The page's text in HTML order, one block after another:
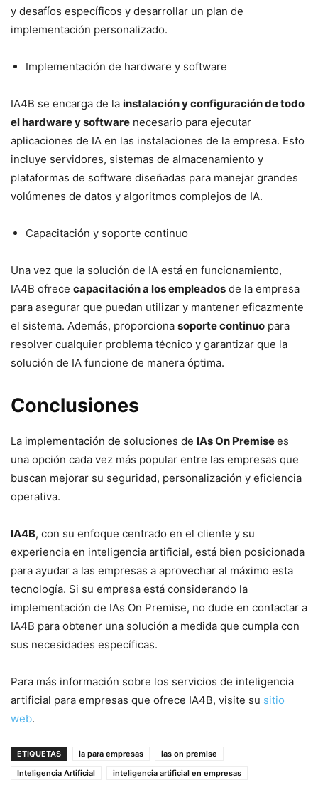
y desafíos específicos y desarrollar un plan de
implementación personalizado.
Implementación de hardware y software
IA4B se encarga de la instalación y configuración de todo
el hardware y software necesario para ejecutar
aplicaciones de IA en las instalaciones de la empresa. Esto
incluye servidores, sistemas de almacenamiento y
plataformas de software diseñadas para manejar grandes
volúmenes de datos y algoritmos complejos de IA.
Capacitación y soporte continuo
Una vez que la solución de IA está en funcionamiento,
IA4B ofrece capacitación a los empleados de la empresa
para asegurar que puedan utilizar y mantener eficazmente
el sistema. Además, proporciona soporte continuo para
resolver cualquier problema técnico y garantizar que la
solución de IA funcione de manera óptima.
Conclusiones
La implementación de soluciones de IAs On Premisees
una opción cada vez más popular entre las empresas que
buscan mejorar su seguridad, personalización y eficiencia
operativa.
IA4B, con su enfoque centrado en el cliente y su
experiencia en inteligencia artificial, está bien posicionada
para ayudar a las empresas a aprovechar al máximo esta
tecnología. Si su empresa está considerando la
implementación de IAs On Premise, no dude en contactar a
IA4B para obtener una solución a medida que cumpla con
sus necesidades específicas.
Para más información sobre los servicios de inteligencia
artificial para empresas que ofrece IA4B, visite su sitio
web.
ETIQUETAS ia para empresas
ias on premise
Inteligencia Artificial
inteligencia artificial en empresas